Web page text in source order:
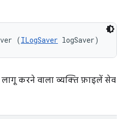
(ILogSaver logSaver)
करने वाला व्यक्ति फ़ाइलें सेव